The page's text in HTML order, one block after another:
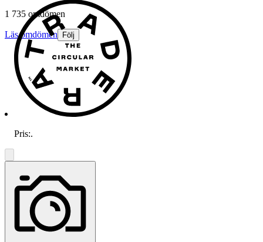
1 735 omdömen
Läs omdömen Följ
Pris:.